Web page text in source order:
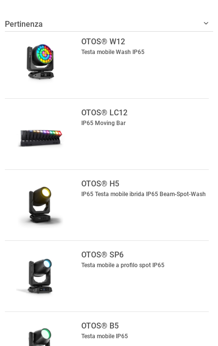
OTOS® W12
Testa mobile Wash IP65
OTOS® LC12
IP65 Moving Bar
OTOS® H5
IP65 Testa mobile ibrida IP65 Beam-Spot-Wash
OTOS® SP6
Testa mobile a profilo spot IP65
OTOS® B5
Testa mobile IP65